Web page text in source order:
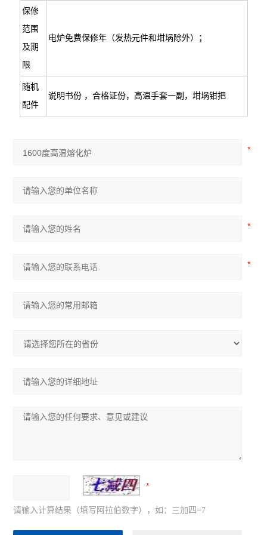
保修
范围
及期
限
电炉免费保修年（发热元件和坩埚除外）；
随机
配件
说明书份 ，合格证份，高温手套一副，坩埚钳把
请输入计算结果（填写阿拉伯数字），如：三加四=7